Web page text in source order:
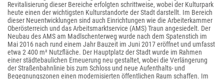
Revitalisierung dieser Bereiche erfolgten schrittweise, wobei der Kulturpark
heute einen der wichtigsten Kulturstandorte der Stadt darstellt. Im Bereich
dieser Neuentwicklungen sind auch Einrichtungen wie die Arbeiterkammer
Oberösterreich und das Arbeitsmarktservice (AMS) Traun angesiedelt. Der
Neubau des AMS am Madlschenterweg wurde nach dem Spatenstich im
Mai 2016 nach rund einem Jahr Bauzeit im Juni 2017 eröffnet und umfasst
etwa 2 400 m² Nutzfläche. Der Hauptplatz der Stadt wurde im Rahmen
einer städtebaulichen Erneuerung neu gestaltet, wobei die Verlängerung
der Straßenbahnlinie bis zum Schloss und neue Aufenthalts- und
Begegnungszonen einen modernisierten öffentlichen Raum schaffen. Im